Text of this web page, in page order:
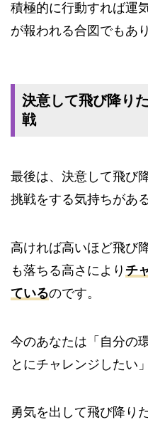
積極的に行動すれば運
が報われる合図でもあ
決意して飛び降り
戦
最後は、決意して飛び
挑戦をする気持ちがあ
高ければ高いほど飛び
も落ちる高さにより チ
ているのです。
今のあなたは「自分の
とにチャレンジしたい
勇気を出して飛び降り